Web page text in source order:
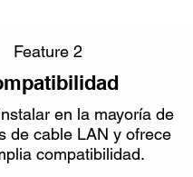
Feature 2
en la mayoría de
de cable LAN y ofrece
compatibilidad.